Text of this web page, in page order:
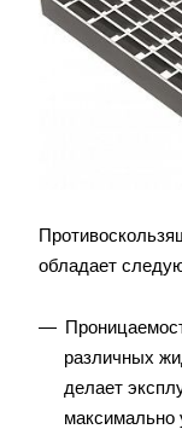
обладает
различных
делает
максимально